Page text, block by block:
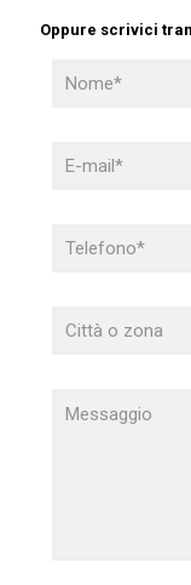
Oppure scrivici